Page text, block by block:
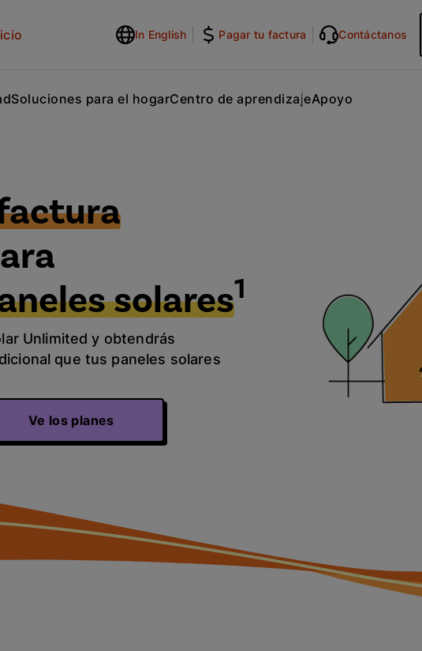
In English Pagar tu factura Contáctanos
Soluciones para el hogarCentro de aprendizajeApoyo
solares1
Unlimited y obtendrás
que tus paneles solares
Ve los planes